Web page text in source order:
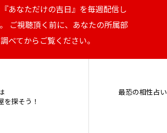
あなただけの吉日』を毎週配信し
ご視聴頂く前に、あなたの所属部
べてからご覧ください。
を探そう！
最恐の相性占い